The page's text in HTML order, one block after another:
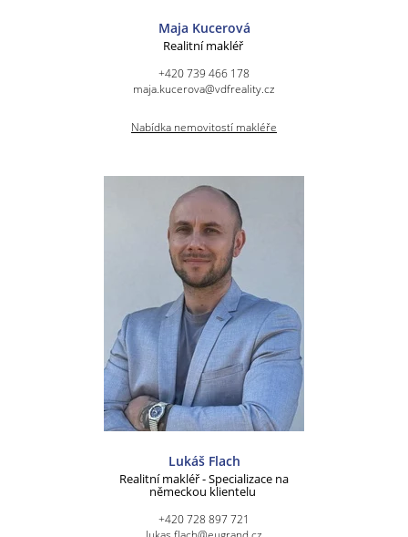
Maja Kucerová
Realitní makléř
+420 739 466 178
maja.kucerova@vdfreality.cz
Nabídka nemovitostí makléře
Lukáš Flach
Realitní makléř - Specializace na
německou klientelu
+420 728 897 721